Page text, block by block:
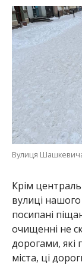
Вулиця
Крім
вулиці
посипані
очищенні не
дорогами, які
міста, ці